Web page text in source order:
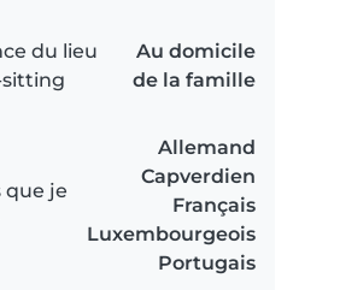
du lieu
Au domicile
de la famille
que je
Allemand
Capverdien
Français
Luxembourgeois
Portugais